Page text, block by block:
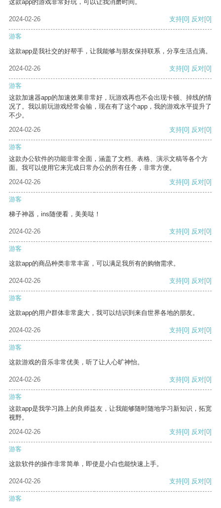
这款app的游戏非常好玩，可以让我消磨时间。
2024-02-26 支持[0] 反对[0]
游客
这款app是我社交的好帮手，让我能够与朋友保持联系，分享生活点滴。
2024-02-26 支持[0] 反对[0]
游客
这款加速器app的加速效果非常好，玩游戏再也不会出现卡顿、掉线的情
况了。我以前玩游戏经常会输，现在有了这个app，我的游戏水平提升了
不少。
2024-02-26
支持[0] 反对[0]
游客
这款办公软件的功能非常全面，涵盖了文档、表格、演示文稿等各个方
面。我可以使用它来完成日常办公的所有任务，非常方便。
2024-02-26
支持[0] 反对[0]
游客
梯子神器，ins随便看，美美哒！
2024-02-26 支持[0] 反对[0]
游客
这款app的商品种类非常丰富，可以满足我所有的购物需求。
2024-02-26 支持[0] 反对[0]
游客
这款app的用户群体非常庞大，我可以结识到来自世界各地的朋友。
2024-02-26 支持[0] 反对[0]
游客
这款游戏的音乐非常优美，听了让人心旷神怡。
2024-02-26 支持[0] 反对[0]
游客
这款app是我学习路上的良师益友，让我能够随时随地学习新知识，拓宽
视野。
2024-02-26
支持[0] 反对[0]
游客
这款软件的操作非常简单，即使是小白也能快速上手。
2024-02-26 支持[0] 反对[0]
游客